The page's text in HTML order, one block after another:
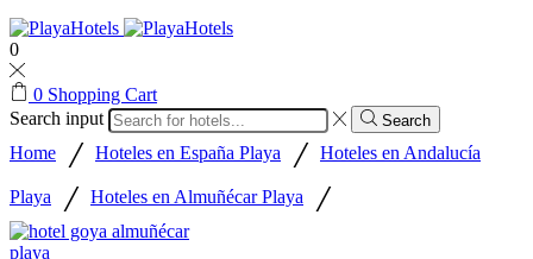
0
0 Shopping Cart
Search input
Search
Home / Hoteles en España Playa / Hoteles en Andalucía
Playa / Hoteles en Almuñécar Playa /